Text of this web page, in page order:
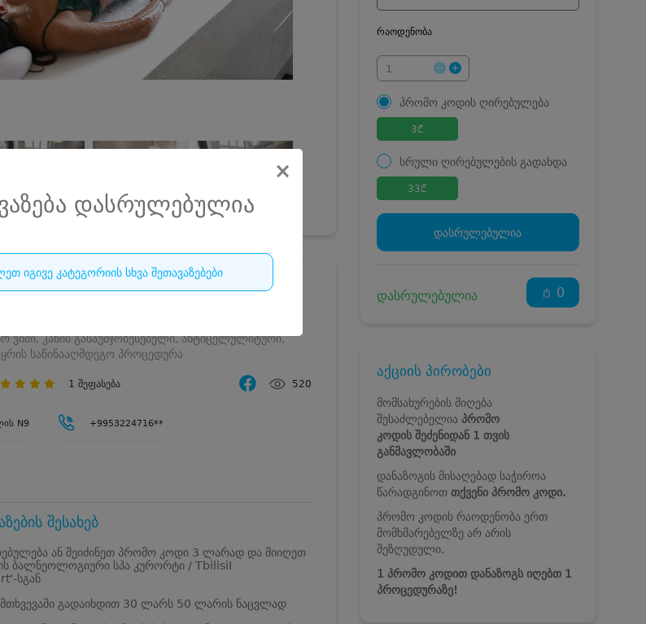
×
დასრულებულია
იგივე კატეგორიის სხვა შეთავაზებები
ბალნეოლოგიური სპა კურორტი •
ვიში, კანის გასაუმჯობესებელი, ანტიცელულიტური,
საწინააღმდეგო პროცედურა
1 შეფასება 520
N9 +9953224716**
შესახებ
ან შეიძინეთ პრომო კოდი 3 ლარად და მიიღეთ
ბალნეოლოგიური სპა კურორტი / TbilisiI
სგან
გადაიხდით 30 ლარს 50 ლარის ნაცვლად
რაოდენობა
პრომო კოდის ღირებულება
3₾
სრული ღირებულების გადახდა
33₾
დასრულებულია
დასრულებულია 0
აქციის პირობები
მომსახურების მიღება
შესაძლებელიაპრომო
კოდის შეძენიდან 1 თვის
განმავლობაში
დანაზოგის მისაღებად საჭიროა
წარადგინოთთქვენი პრომო კოდი.
პრომო კოდის რაოდენობა ერთ
მომხმარებელზე არ არის
შეზღუდული.
1 პრომო კოდით დანაზოგს იღებთ 1
პროცედურაზე!